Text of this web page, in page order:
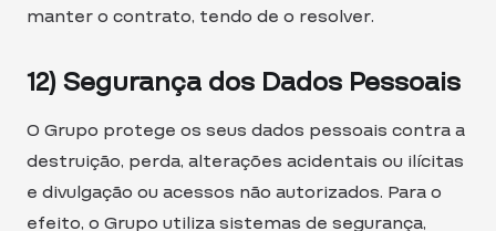
manter o contrato, tendo de o resolver.
12) Segurança dos Dados Pessoais
O Grupo protege os seus dados pessoais contra a
destruição, perda, alterações acidentais ou ilícitas
e divulgação ou acessos não autorizados. Para o
efeito, o Grupo utiliza sistemas de segurança,